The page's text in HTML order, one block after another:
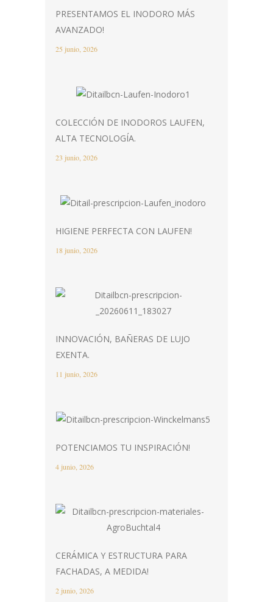
PRESENTAMOS EL INODORO MÁS
AVANZADO!
25 junio, 2026
COLECCIÓN DE INODOROS LAUFEN,
ALTA TECNOLOGÍA.
23 junio, 2026
HIGIENE PERFECTA CON LAUFEN!
18 junio, 2026
INNOVACIÓN, BAÑERAS DE LUJO
EXENTA.
11 junio, 2026
POTENCIAMOS TU INSPIRACIÓN!
4 junio, 2026
CERÁMICA Y ESTRUCTURA PARA
FACHADAS, A MEDIDA!
2 junio, 2026